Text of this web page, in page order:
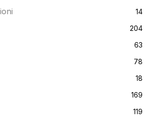
14
204
63
78
18
169
119